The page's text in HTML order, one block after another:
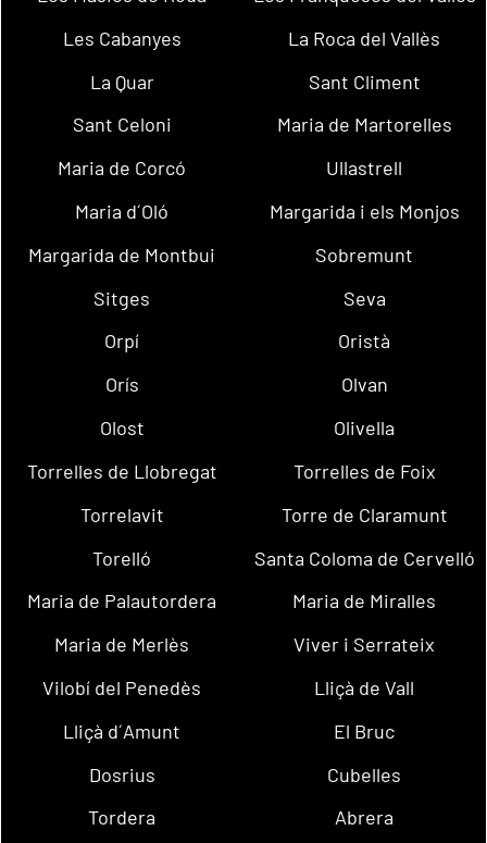
Les Cabanyes
La Roca del Vallès
La Quar
Sant Climent
Sant Celoni
Maria de Martorelles
Maria de Corcó
Ullastrell
Maria d´Oló
Margarida i els Monjos
Margarida de Montbui
Sobremunt
Sitges
Seva
Orpí
Oristà
Orís
Olvan
Olost
Olivella
Torrelles de Llobregat
Torrelles de Foix
Torrelavit
Torre de Claramunt
Torelló
Santa Coloma de Cervelló
Maria de Palautordera
Maria de Miralles
Maria de Merlès
Viver i Serrateix
Vilobí del Penedès
Lliçà de Vall
Lliçà d´Amunt
El Bruc
Dosrius
Cubelles
Tordera
Abrera